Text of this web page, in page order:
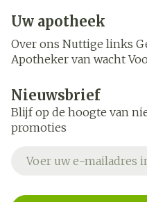
Uw apotheek
Over ons Nuttige links
Apotheker van wacht
Nieuwsbrief
Blijf op de hoogte van
promoties